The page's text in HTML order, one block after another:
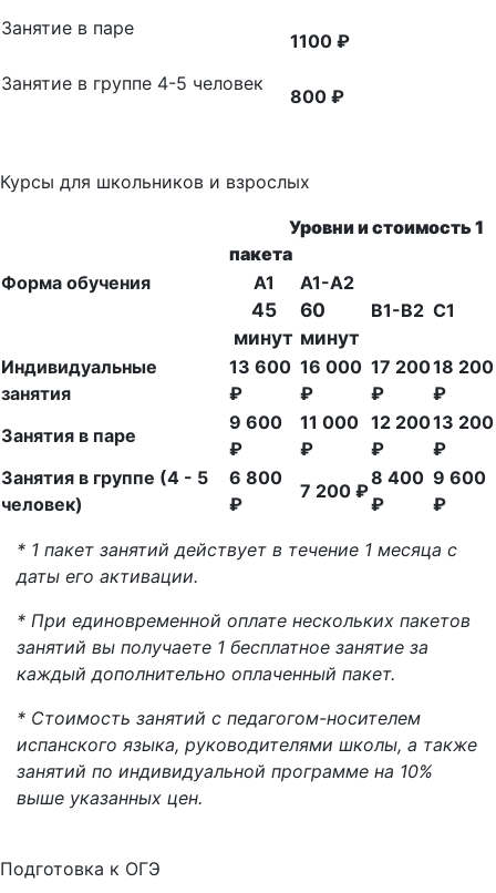
Занятие в паре
1100 ₽
Занятие в группе 4-5 человек
800 ₽
Курсы для школьников и взрослых
Форма обучения
Уровни и стоимость 1
пакета
A1
45
минут
A1-A2
60
минут
B1-B2 C1
Индивидуальные
занятия
13 600
₽
16 000
₽
17 200
₽
18 200
₽
Занятия в паре
9 600
₽
11 000
₽
12 200
₽
13 200
₽
Занятия в группе (4 - 5
человек)
6 800
₽
7 200 ₽
8 400
₽
9 600
₽
* 1 пакет занятий действует в течение 1 месяца с
даты его активации.
* При единовременной оплате нескольких пакетов
занятий вы получаете 1 бесплатное занятие за
каждый дополнительно оплаченный пакет.
* Стоимость занятий с педагогом-носителем
испанского языка, руководителями школы, а также
занятий по индивидуальной программе на 10%
выше указанных цен.
Подготовка к ОГЭ